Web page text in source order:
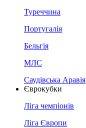
Туреччина
Португалія
Бельгія
МЛС
Саудівська Аравія
Єврокубки
Ліга чемпіонів
Ліга Європи